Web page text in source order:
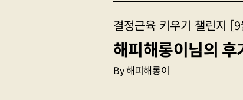
결정근육 키우기 챌린지
해피해롱이님의 후
해피해롱이